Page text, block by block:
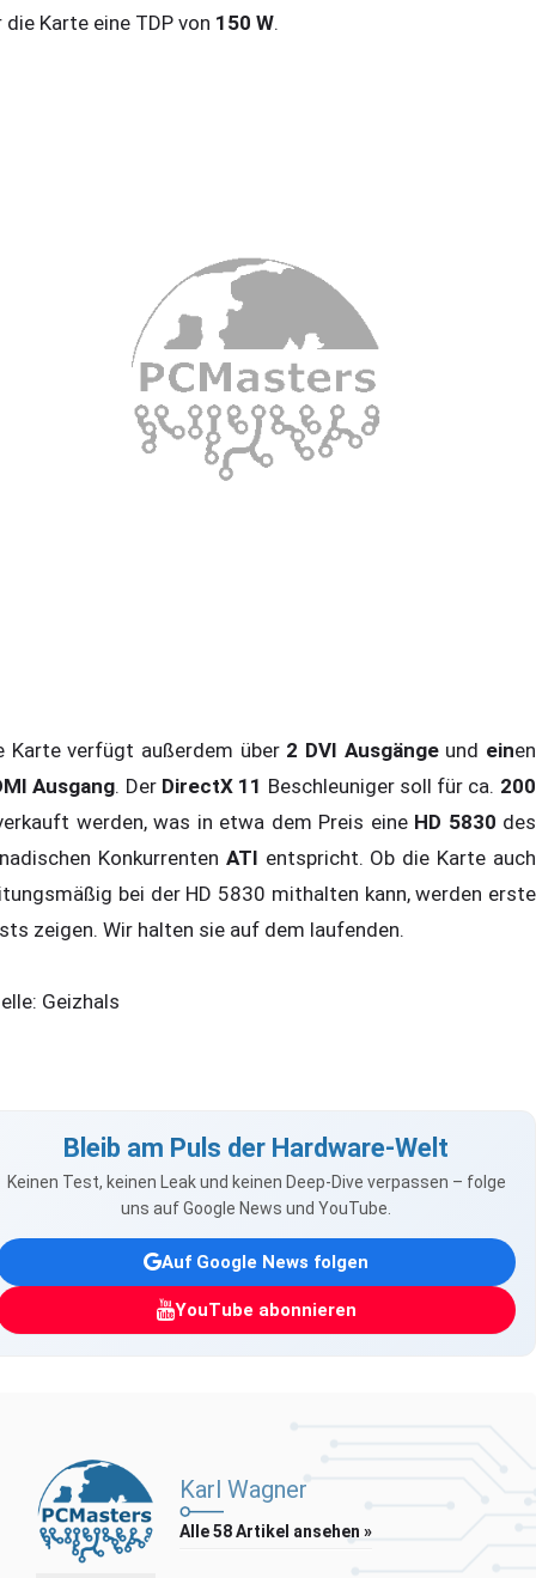
die Karte eine TDP von 150 W.
Karte verfügt außerdem über 2 DVI Ausgängeund einen
Ausgang. Der DirectX 11 Beschleuniger soll für ca. 200
werden, was in etwa dem Preis eine HD 5830 des
Konkurrenten ATI entspricht. Ob die Karte auch
bei der HD 5830 mithalten kann, werden erste
zeigen. Wir halten sie auf dem laufenden.
Geizhals
Bleib am Puls der Hardware-Welt
Keinen Test, keinen Leak und keinen Deep-Dive verpassen – folge
uns auf Google News und YouTube.
Auf Google News folgen
YouTube abonnieren
Karl Wagner
Alle 58 Artikel ansehen »